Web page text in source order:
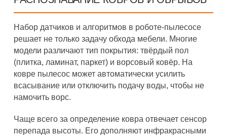
Набор датчиков и алгоритмов в роботе-пылесосе
решает не только задачу обхода мебели. Многие
модели различают тип покрытия: твёрдый пол
(плитка, ламинат, паркет) и ворсовый ковёр. На
ковре пылесос может автоматически усилить
всасывание или отключить подачу воды, чтобы не
намочить ворс.
Чаще всего за определение ковра отвечает сенсор
перепада высоты. Его дополняют инфракрасными